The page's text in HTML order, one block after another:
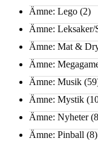
Ämne: Lego (2)
Ämne: Leksaker/
Ämne: Mat &
Ämne:
Ämne: Musik
Ämne: Mystik
Ämne: Nyheter
Ämne: Pinball (8)